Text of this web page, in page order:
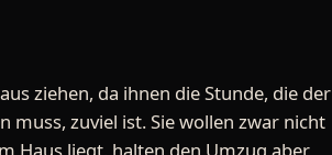
ziehen, da ihnen die Stunde, die der
muss, zuviel ist. Sie wollen zwar nicht